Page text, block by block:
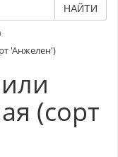
НАЙТИ
'Анжелен')
(сорт